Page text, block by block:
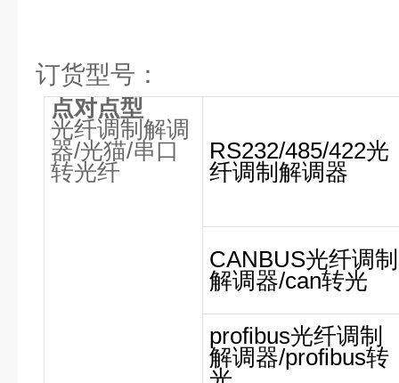
订货型号：
点对点型
光纤调制解调
器/光猫/串口
转光纤
RS232/485/422光
纤调制解调器
CANBUS光纤调制
解调器/can转光
profibus光纤调制
解调器/profibus转